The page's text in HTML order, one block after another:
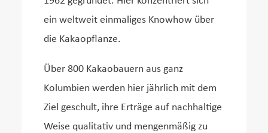
ein weltweit einmaliges Knowhow über
die Kakaopflanze.
Über 800 Kakaobauern aus ganz
Kolumbien werden hier jährlich mit dem
Ziel geschult, ihre Erträge auf nachhaltige
Weise qualitativ und mengenmäßig zu